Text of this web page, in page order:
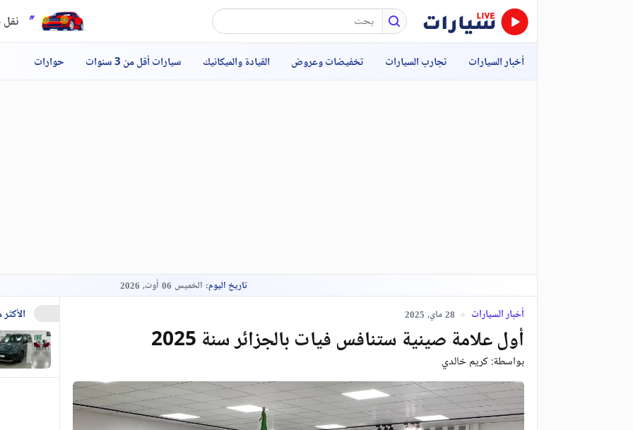
نقل
أخبار السيارات تجارب السيارات تخفيضات وعروض القيادة والميكانيك سيارات أقل من 3 سنوات حوارات
تاريخ اليوم: الخميس 06 أوت, 2026
أخبار السيارات 28 ماي, 2025
أول علامة صينية ستنافس فيات بالجزائر سنة 2025
بواسطة:كريم خالدي